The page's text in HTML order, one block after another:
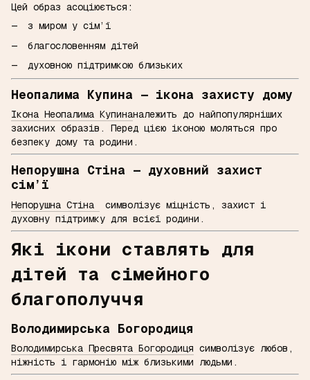
Цей образ асоціюється:
з миром у сім’ї
благословенням дітей
духовною підтримкою близьких
Неопалима Купина — ікона захисту дому
Ікона Неопалима Купинаналежить до найпопулярніших
захисних образів. Перед цією іконою моляться про
безпеку дому та родини.
Непорушна Стіна — духовний захист
сім’ї
Непорушна Стіна
символізує міцність, захист і
духовну підтримку для всієї родини.
Які ікони ставлять для
дітей та сімейного
благополуччя
Володимирська Богородиця
Володимирська Пресвята Богородиця символізує любов,
ніжність і гармонію між близькими людьми.